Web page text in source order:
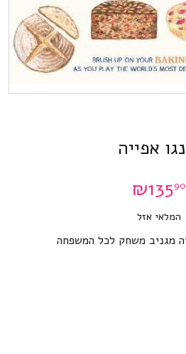
אפייה
₪13590
המלאי אזל
מגניב משחק לכל המשפחה